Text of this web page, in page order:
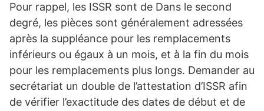
Pour rappel, les ISSR sont de Dans le second
degré, les pièces sont généralement adressées
après la suppléance pour les remplacements
inférieurs ou égaux à un mois, et à la fin du mois
pour les remplacements plus longs. Demander au
secrétariat un double de l’attestation d’ISSR afin
de vérifier l’exactitude des dates de début et de